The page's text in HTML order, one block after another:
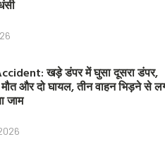
खड़े डंपर में घुसा दूसरा डंपर,
और दो घायल, तीन वाहन भिड़ने से
जाम